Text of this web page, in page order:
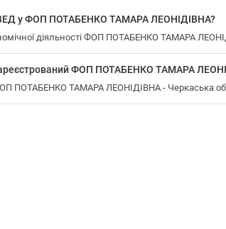
у ФОП ПОТАБЕНКО ТАМАРА ЛЕОНІДІВНА?
діяльності ФОП ПОТАБЕНКО ТАМАРА
ФОП ПОТАБЕНКО ТАМАРА
ФОП ПОТАБЕНКО ТАМАРА ЛЕОНІДІВНА - Черкаська